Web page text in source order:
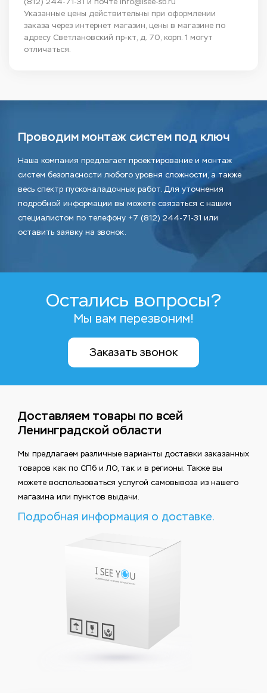
Указанные цены действительны при оформлении
заказа через интернет магазин, цены в магазине по
адресу Светлановский пр-кт, д. 70, корп. 1 могут
отличаться.
Проводим монтаж систем под ключ
Наша компания предлагает проектирование и монтаж
систем безопасности любого уровня сложности, а также
весь спектр пусконаладочных работ. Для уточнения
подробной информации вы можете связаться с нашим
специалистом по телефону +7 (812) 244-71-31 или
оставить заявку на звонок.
Остались вопросы?
Мы вам перезвоним!
Заказать звонок
Доставляем товары по всей
Ленинградской области
Мы предлагаем различные варианты доставки заказанных
товаров как по СПб и ЛО, так и в регионы. Также вы
можете воспользоваться услугой самовывоза из нашего
магазина или пунктов выдачи.
Подробная информация о доставке.